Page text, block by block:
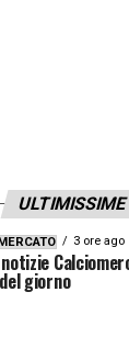
ULTIMISSIME
3 ore ago
giorno